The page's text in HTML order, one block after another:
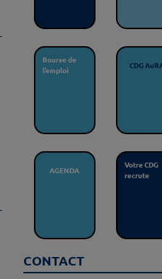
Bourse de
l’emploi
CDG
AGENDA
Votre CDG
recrute
CONTACT